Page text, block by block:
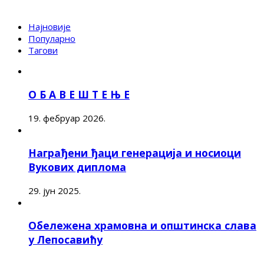
Најновије
Популарно
Тагови
О Б А В Е Ш Т Е Њ Е
19. фебруар 2026.
Награђени ђаци генерација и носиоци
Вукових диплома
29. јун 2025.
Обележена храмовна и општинска слава
у Лепосавићу